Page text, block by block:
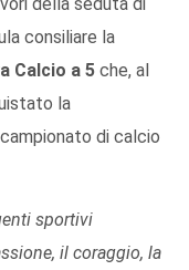
consiliare la
Calcio a 5 che, al
la
di calcio
sportivi
il coraggio, la